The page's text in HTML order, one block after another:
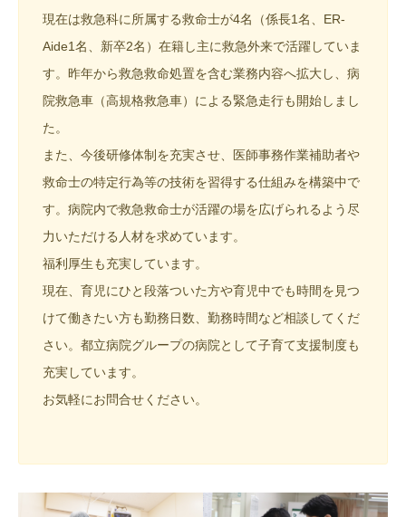
現在は救急科に所属する救命士が4名（係長1名、ER-
Aide1名、新卒2名）在籍し主に救急外来で活躍していま
す。昨年から救急救命処置を含む業務内容へ拡大し、病
院救急車（高規格救急車）による緊急走行も開始しまし
た。
また、今後研修体制を充実させ、医師事務作業補助者や
救命士の特定行為等の技術を習得する仕組みを構築中で
す。病院内で救急救命士が活躍の場を広げられるよう尽
力いただける人材を求めています。
福利厚生も充実しています。
現在、育児にひと段落ついた方や育児中でも時間を見つ
けて働きたい方も勤務日数、勤務時間など相談してくだ
さい。都立病院グループの病院として子育て支援制度も
充実しています。
お気軽にお問合せください。